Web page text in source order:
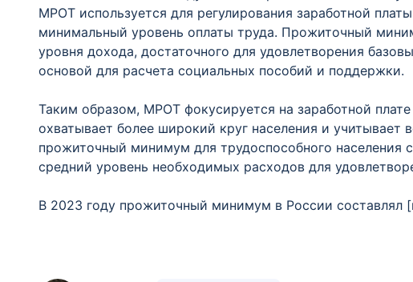
МРОТ используется для регулирования заработной
минимальный уровень оплаты труда. Прожиточный
уровня дохода, достаточного для удовлетворения
основой для расчета социальных пособий и поддержки.
Таким образом, МРОТ фокусируется на заработной
охватывает более широкий круг населения и
прожиточный минимум для трудоспособного населения
средний уровень необходимых расходов для
В 2023 году прожиточный минимум в России составлял